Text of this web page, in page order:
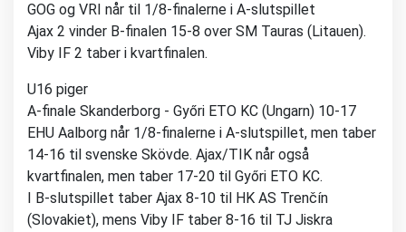
GOG og VRI når til 1/8-finalerne i A-slutspillet
Ajax 2 vinder B-finalen 15-8 over SM Tauras (Litauen).
Viby IF 2 taber i kvartfinalen.
U16 piger
A-finale Skanderborg - Győri ETO KC (Ungarn) 10-17
EHU Aalborg når 1/8-finalerne i A-slutspillet, men taber
14-16 til svenske Skövde. Ajax/TIK når også
kvartfinalen, men taber 17-20 til Győri ETO KC.
I B-slutspillet taber Ajax 8-10 til HK AS Trenčín
(Slovakiet), mens Viby IF taber 8-16 til TJ Jiskra